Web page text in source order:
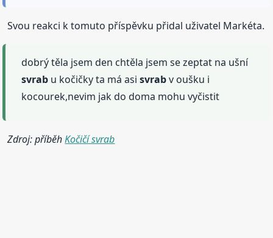
Svou reakci k tomuto příspěvku přidal uživatel Markéta.
dobrý těla jsem den chtěla jsem se zeptat na ušní
svrab u kočičky ta má asisvrabv oušku i
kocourek,nevim jak do doma mohu vyčistit
Zdroj: příběhKočičí svrab